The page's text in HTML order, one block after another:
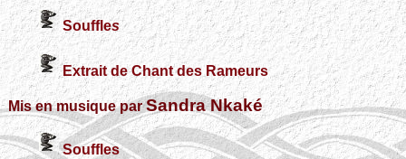
Souffles
Extrait de Chant des Rameurs
Mis en musique parSandra Nkaké
Souffles